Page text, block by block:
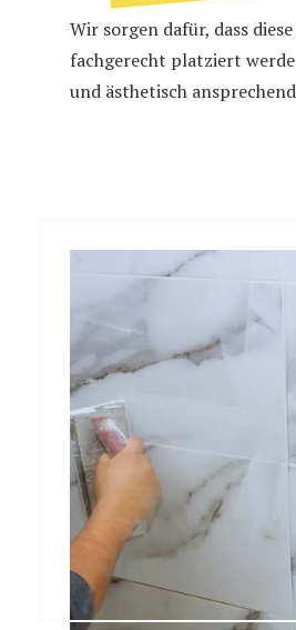
Wir sorgen dafür, dass
fachgerecht platziert
und ästhetisch